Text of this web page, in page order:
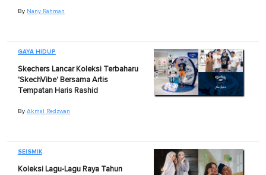
By Nany Rahman
GAYA HIDUP
Skechers Lancar Koleksi Terbaharu
'SkechVibe' Bersama Artis
Tempatan Haris Rashid
By Akmal Redzwan
SEISMIK
Koleksi Lagu-Lagu Raya Tahun